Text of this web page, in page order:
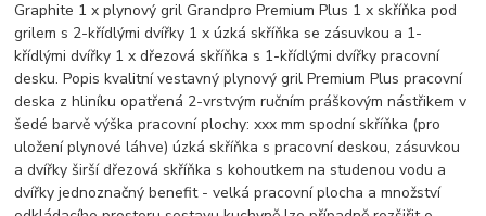
Graphite 1 x plynový gril Grandpro Premium Plus 1 x skříňka pod
grilem s 2-křídlými dvířky 1 x úzká skříňka se zásuvkou a 1-
křídlými dvířky 1 x dřezová skříňka s 1-křídlými dvířky pracovní
desku. Popis kvalitní vestavný plynový gril Premium Plus pracovní
deska z hliníku opatřená 2-vrstvým ručním práškovým nástřikem v
šedé barvě výška pracovní plochy: xxx mm spodní skříňka (pro
uložení plynové láhve) úzká skříňka s pracovní deskou, zásuvkou
a dvířky širší dřezová skříňka s kohoutkem na studenou vodu a
dvířky jednoznačný benefit - velká pracovní plocha a množství